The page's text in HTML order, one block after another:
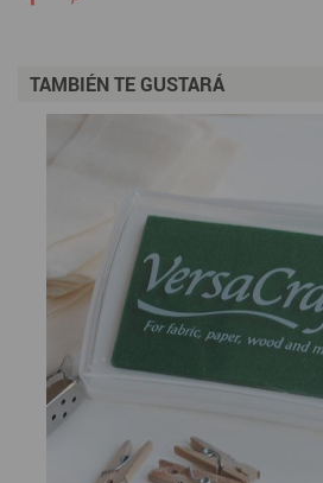
TAMBIÉN TE GUSTARÁ